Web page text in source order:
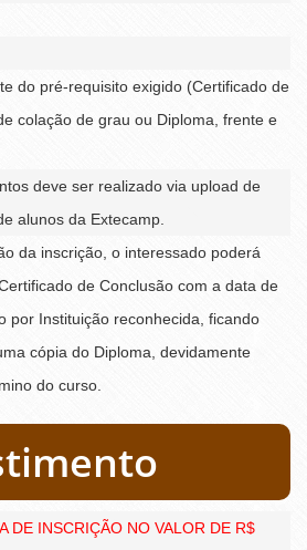
do pré-requisito exigido (Certificado de
colação de grau ou Diploma, frente e
deve ser realizado via upload de
alunos da Extecamp.
da inscrição, o interessado poderá
de Conclusão com a data de
por Instituição reconhecida, ficando
cópia do Diploma, devidamente
do curso.
DE INSCRIÇÃO NO VALOR DE R$